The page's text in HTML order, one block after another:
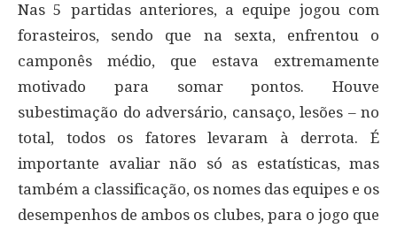
Nas 5 partidas anteriores, a equipe jogou com
forasteiros, sendo que na sexta, enfrentou o
camponês médio, que estava extremamente
motivado para somar pontos. Houve
subestimação do adversário, cansaço, lesões – no
total, todos os fatores levaram à derrota. É
importante avaliar não só as estatísticas, mas
também a classificação, os nomes das equipes e os
desempenhos de ambos os clubes, para o jogo que